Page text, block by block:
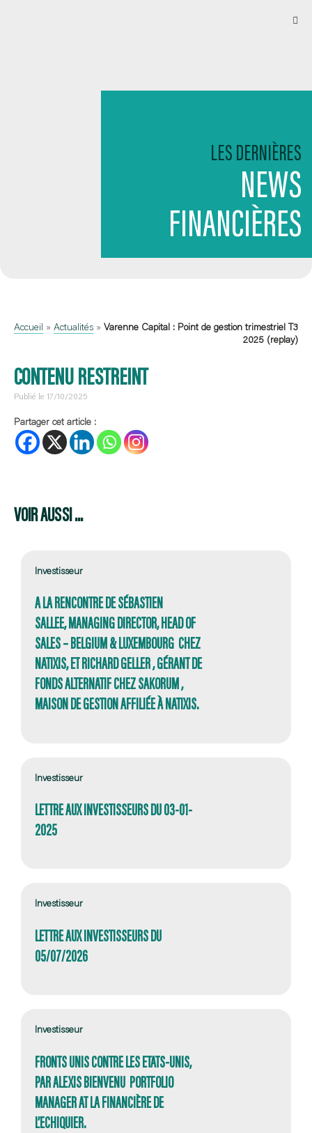
LES DERNIÈRES
NEWS
FINANCIÈRES
Accueil » Actualités » Varenne Capital : Point de gestion trimestriel T3
2025 (replay)
CONTENU RESTREINT
Publié le 17/10/2025
Partager cet article :
VOIR AUSSI ...
Investisseur
A LA RENCONTRE DE SÉBASTIEN
SALLEE, MANAGING DIRECTOR, HEAD OF
SALES – BELGIUM & LUXEMBOURG CHEZ
NATIXIS, ET RICHARD GELLER , GÉRANT DE
FONDS ALTERNATIF CHEZ SAKORUM ,
MAISON DE GESTION AFFILIÉE À NATIXIS.
Investisseur
LETTRE AUX INVESTISSEURS DU 03-01-
2025
Investisseur
LETTRE AUX INVESTISSEURS DU
05/07/2026
Investisseur
FRONTS UNIS CONTRE LES ETATS-UNIS,
PAR ALEXIS BIENVENU PORTFOLIO
MANAGER AT LA FINANCIÈRE DE
L’ECHIQUIER.